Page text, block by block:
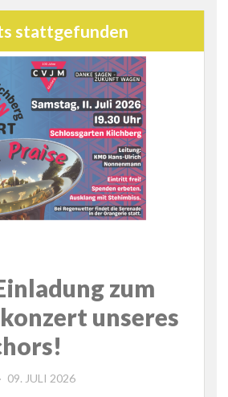
stattgefunden
zum
unseres
POSTED
09. JULI 2026